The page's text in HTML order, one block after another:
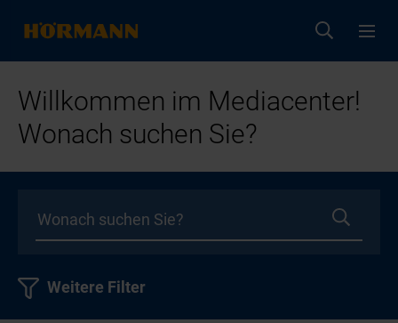
Willkommen im Mediacenter!
Wonach suchen Sie?
Weitere Filter